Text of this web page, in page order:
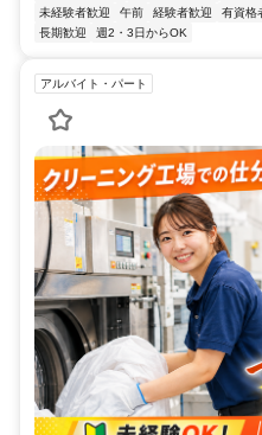
未経験者歓迎
午前 経験者歓迎 有資格
長期歓迎
週2・3日からOK
アルバイト・パート